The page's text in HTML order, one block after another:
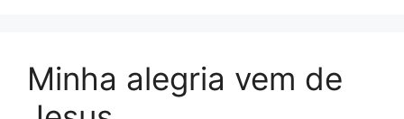
Minha alegria vem de